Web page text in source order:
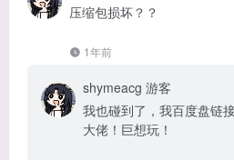
压缩包损坏？？
1年前
shymeacg 游客
我也碰到了，我百度盘链
大佬！巨想玩！